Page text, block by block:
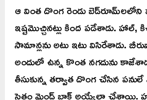
ఆ వింత దొంగ రెండు బెడ్‌రూమ్‌లలోని
ఇష్టమొచ్చినట్లు కింద పడేశాడు. హాల్,
సామాన్లను అటు ఇటు విసిరేశాడు.
అందులో ఉన్న కొంత నగదును
తీసుకున్న తర్వాత దొంగ చేసిన
సైతం మైండ్ బ్లాక్ అయ్యేలా చేశాయి.